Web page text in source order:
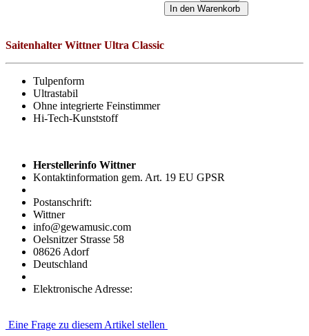
Saitenhalter Wittner Ultra Classic
Tulpenform
Ultrastabil
Ohne integrierte Feinstimmer
Hi-Tech-Kunststoff
Herstellerinfo Wittner
Kontaktinformation gem. Art. 19 EU GPSR
Postanschrift:
Wittner
info@gewamusic.com
Oelsnitzer Strasse 58
08626 Adorf
Deutschland
Elektronische Adresse:
Eine Frage zu diesem Artikel stellen